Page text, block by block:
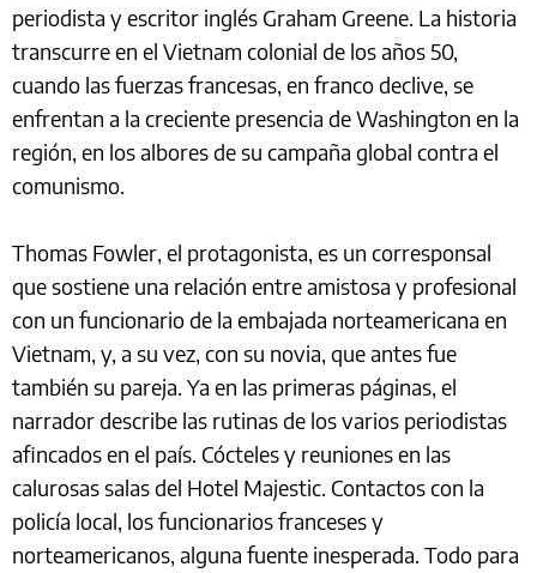
periodista y escritor inglés Graham Greene. La historia
transcurre en el Vietnam colonial de los años 50,
cuando las fuerzas francesas, en franco declive, se
enfrentan a la creciente presencia de Washington en la
región, en los albores de su campaña global contra el
comunismo.
Thomas Fowler, el protagonista, es un corresponsal
que sostiene una relación entre amistosa y profesional
con un funcionario de la embajada norteamericana en
Vietnam, y, a su vez, con su novia, que antes fue
también su pareja. Ya en las primeras páginas, el
narrador describe las rutinas de los varios periodistas
afincados en el país. Cócteles y reuniones en las
calurosas salas del Hotel Majestic. Contactos con la
policía local, los funcionarios franceses y
norteamericanos, alguna fuente inesperada. Todo para